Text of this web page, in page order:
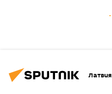
Латвия